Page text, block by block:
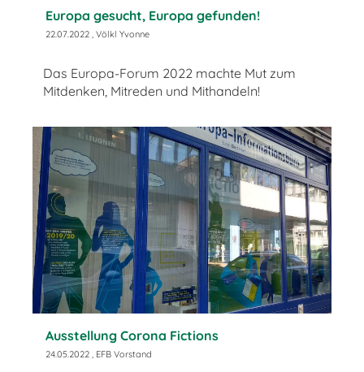
Europa gesucht, Europa gefunden!
22.07.2022 , Völkl Yvonne
Das Europa-Forum 2022 machte Mut zum
Mitdenken, Mitreden und Mithandeln!
Ausstellung Corona Fictions
24.05.2022 , EFB Vorstand